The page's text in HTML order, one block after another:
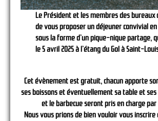
Le Président et les membres des bureaux
de vous proposer un déjeuner convivial
sous la forme d’un pique-nique partage,
le 5 avril 2025 à l’étang du Gol à Saint-
Cet évènement est gratuit, chacun apporte
ses boissons et éventuellement sa table et ses
et le barbecue seront pris en charge
Nous vous prions de bien vouloir vous